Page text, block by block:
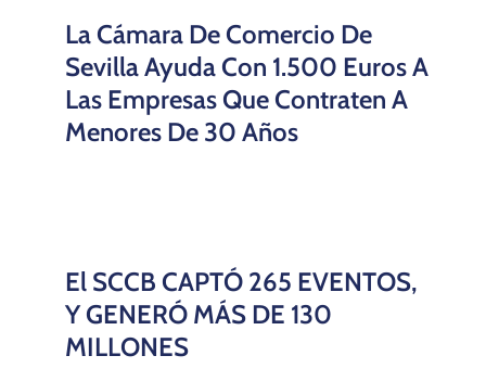
La Cámara De Comercio De
Sevilla Ayuda Con 1.500 Euros A
Las Empresas Que Contraten A
Menores De 30 Años
El SCCB CAPTÓ 265 EVENTOS,
Y GENERÓ MÁS DE 130
MILLONES